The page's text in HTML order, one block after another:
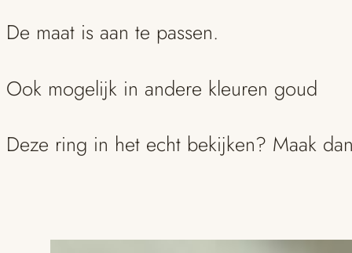
De maat is aan te passen.
Ook mogelijk in andere kleuren goud
Deze ring in het echt bekijken? Maak